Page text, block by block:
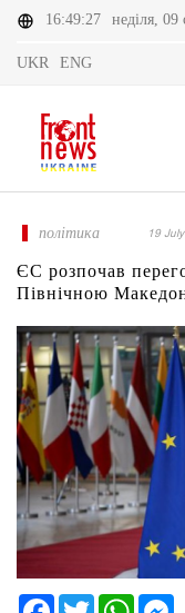
16:49:27 неділя, 09
UKR ENG
політика 19
ЄС розпочав
Північною
FacebookTwitter